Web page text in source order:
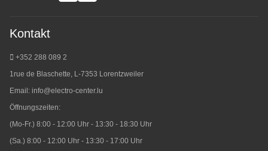
Kontakt
+352 288 089 2
1rue de Blaschette, L-7353 Lorentzweiler
Email: info@electro-center.lu
Öffnungszeiten:
(Mo-Fr.) 8:00 - 12:00 Uhr - 13:30 - 18:30 Uhr
(Sa.) 8:00 - 12:00 Uhr - 13:30 - 17:00 Uhr